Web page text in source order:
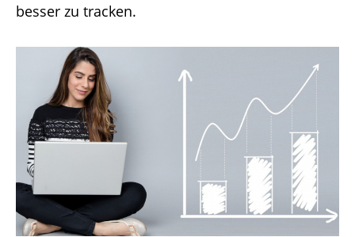
besser zu tracken.